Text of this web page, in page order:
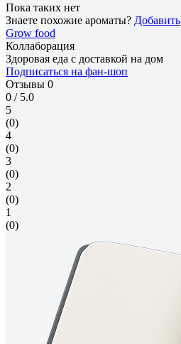
Пока таких нет
Знаете похожие ароматы? Добавить
Grow food
Коллаборация
Здоровая еда с доставкой на дом
Подписаться на фан-шоп
Отзывы 0
0 / 5.0
5
(0)
4
(0)
3
(0)
2
(0)
1
(0)